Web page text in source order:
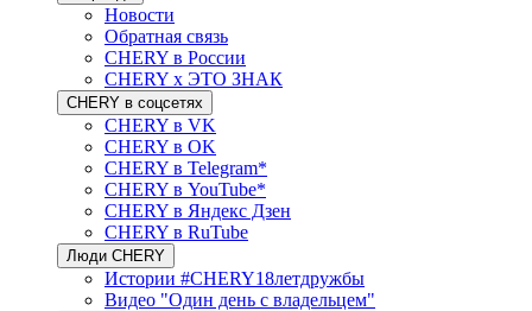
Новости
Обратная связь
CHERY в России
CHERY x ЭТО ЗНАК
CHERY в соцсетях
CHERY в VK
CHERY в OK
CHERY в Telegram*
CHERY в YouTube*
CHERY в Яндекс Дзен
CHERY в RuTube
Люди CHERY
Истории #CHERY18летдружбы
Видео "Один день с владельцем"